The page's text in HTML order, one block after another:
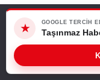
Web sitemizde size
kullanıyoruz. Bu
★
GOOGLE TERCIH
Taşınmaz